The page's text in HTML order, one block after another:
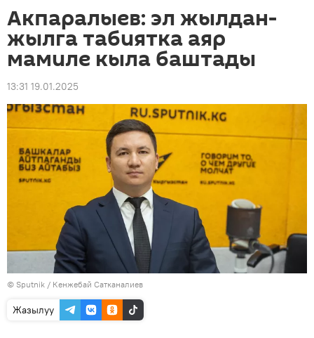
Акпаралыев: эл жылдан-
жылга табиятка аяр
мамиле кыла баштады
13:31 19.01.2025
© Sputnik / Кенжебай Сатканалиев
Жазылуу